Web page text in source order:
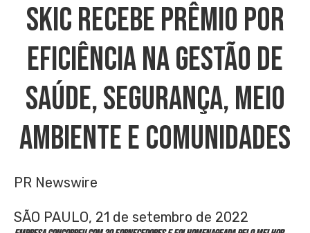
SKIC RECEBE PRÊMIO POR
EFICIÊNCIA NA GESTÃO DE
SAÚDE, SEGURANÇA, MEIO
AMBIENTE E COMUNIDADES
PR Newswire
SÃO PAULO, 21 de setembro de 2022